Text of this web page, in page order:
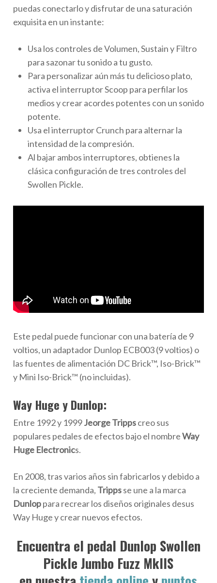
puedas conectarlo y disfrutar de una saturación
exquisita en un instante:
Usa los controles de Volumen, Sustain y Filtro
para sazonar tu sonido a tu gusto.
Para personalizar aún más tu delicioso plato,
activa el interruptor Scoop para perfilar los
medios y crear acordes potentes con un sonido
potente.
Usa el interruptor Crunch para alternar la
intensidad de la compresión.
Al bajar ambos interruptores, obtienes la
clásica configuración de tres controles del
Swollen Pickle.
Este pedal puede funcionar con una batería de 9
voltios, un adaptador Dunlop ECB003 (9 voltios) o
las fuentes de alimentación DC Brick™, Iso-Brick™
y Mini Iso-Brick™ (no incluidas).
Way Huge y Dunlop:
Entre 1992 y 1999Jeorge Trippscreo sus
populares pedales de efectos bajo el nombreWay
Huge Electronics.
En 2008, tras varios años sin fabricarlos y debido a
la creciente demanda, Trippsse une a la marca
Dunloppara recrear los diseños originales desus
Way Huge y crear nuevos efectos.
Encuentra el pedal Dunlop Swollen
Pickle Jumbo Fuzz MkIIS